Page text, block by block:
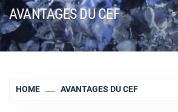
AVANTAGES DU CEF
HOME AVANTAGES DU CEF